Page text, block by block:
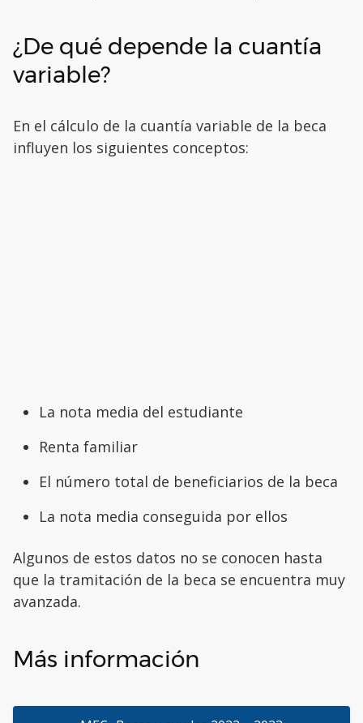
¿De qué depende la cuantía
variable?
En el cálculo de la cuantía variable de la beca
influyen los siguientes conceptos:
La nota media del estudiante
Renta familiar
El número total de beneficiarios de la beca
La nota media conseguida por ellos
Algunos de estos datos no se conocen hasta
que la tramitación de la beca se encuentra muy
avanzada.
Más información